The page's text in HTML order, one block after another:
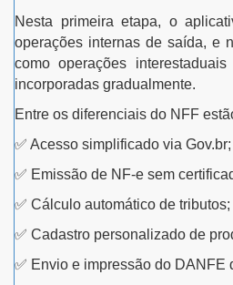
Nesta primeira etapa, o
operações internas de saída, e
como operações
incorporadas gradualmente.
Entre os diferenciais do NFF
✅ Acesso simplificado via Gov.br;
✅ Emissão de NF-e sem
✅ Cálculo automático de tributos;
✅ Cadastro personalizado de
✅ Envio e impressão do DANFE